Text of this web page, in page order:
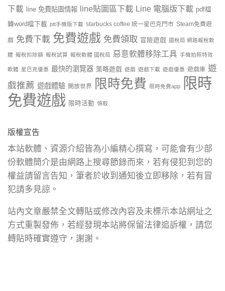
下載
line 免費貼圖情報 line貼圖區下載 Line 電腦版下載 pdf檔
轉word檔下載 ptt手機版下載 starbucks coffee 統一星巴克門市 Steam免費遊
戲 免費下載 免費遊戲 免費領取 冒險遊戲 國稅局 網路報稅軟
體 報稅扣除額 報稅試算 報稅軟體 國稅局 惡意軟體移除工具 手機拍照特效
軟體 星巴克優惠 最快的瀏覽器 策略遊戲 遊戲 遊戲下載 遊戲優惠 遊戲庫 遊
戲推薦 遊戲體驗 開放世界 限時免費 限時免費app
限時
免費遊戲 限時活動 領取
版權宣告
本站軟體、資源介紹皆為小編精心撰寫，可能會有少部
份軟體簡介是由網路上搜尋節錄而來，若有侵犯到您的
權益請留言告知，筆者於收到通知後立即移除，若有冒
犯請多見諒。
站內文章嚴禁全文轉貼或修改內容及未標示本站網址之
方式重製發佈，若經發現本站將保留法律追訴權，請您
轉貼時確實遵守，謝謝。